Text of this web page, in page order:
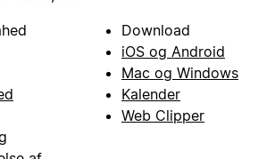
Download
iOS og Android
Mac og Windows
Kalender
Web Clipper